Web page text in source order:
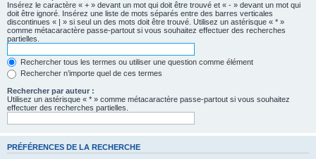
Insérez le caractère « + » devant un mot qui doit être trouvé et « - » devant un mot qui
doit être ignoré. Insérez une liste de mots séparés entre des barres verticales
discontinues « | » si seul un des mots doit être trouvé. Utilisez un astérisque « * »
comme métacaractère passe-partout si vous souhaitez effectuer des recherches
partielles.
Rechercher tous les termes ou utiliser une question comme élément
Rechercher n’importe quel de ces termes
Rechercher par auteur :
Utilisez un astérisque « * » comme métacaractère passe-partout si vous souhaitez
effectuer des recherches partielles.
PRÉFÉRENCES DE LA RECHERCHE